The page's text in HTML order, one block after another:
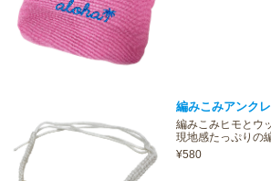
編みこみアンク
編みこみヒモとウ
現地感たっぷりの
¥580